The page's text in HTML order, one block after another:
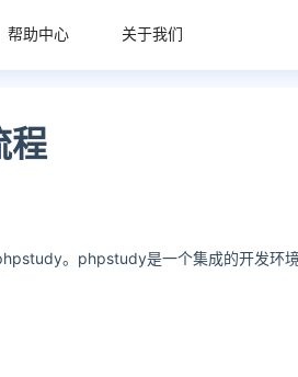
帮助中心 关于我们
程
。phpstudy是一个集成的开发环